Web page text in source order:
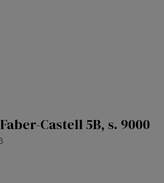
Castell 5B, s. 9000